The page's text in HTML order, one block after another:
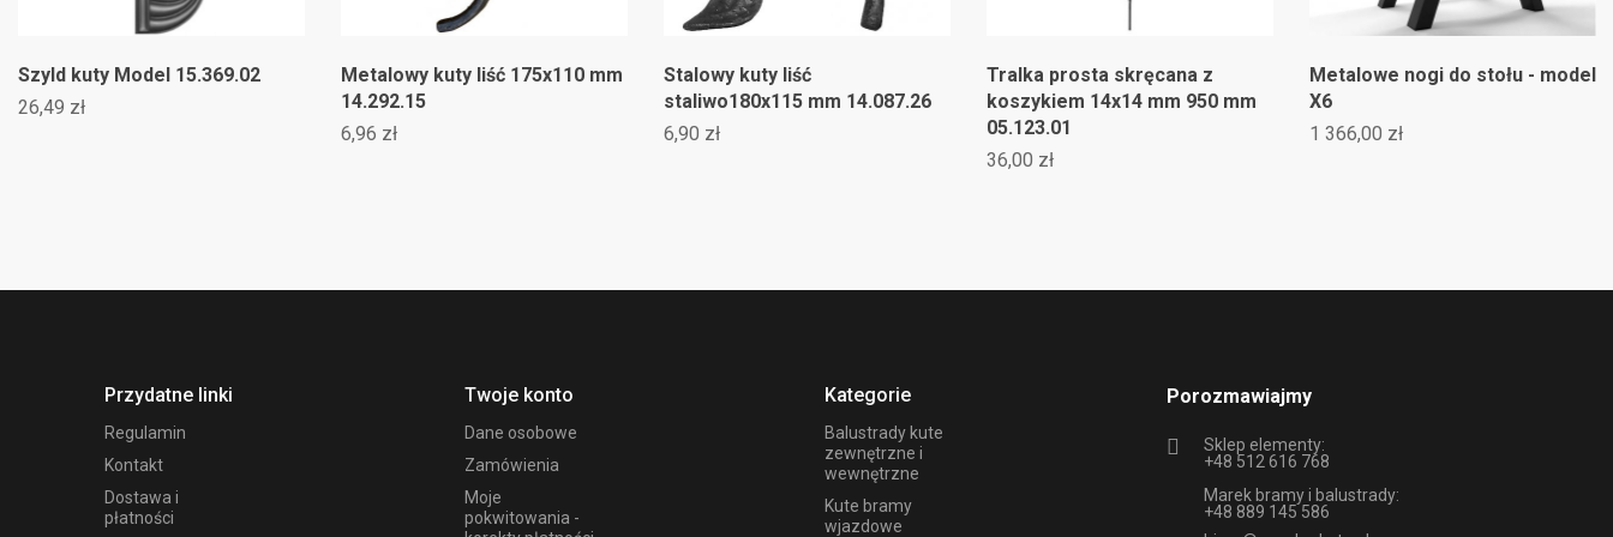
Szyld kuty Model 15.369.02
26,49 zł
Metalowy kuty liść 175x110 mm
14.292.15
6,96 zł
Stalowy kuty liść
staliwo180x115 mm 14.087.26
6,90 zł
Tralka prosta skręcana z
koszykiem 14x14 mm 950 mm
05.123.01
36,00 zł
Metalowe nogi do stołu - model
X6
1 366,00 zł
Przydatne linki
Regulamin
Kontakt
Dostawa i
płatności
Twoje konto
Dane osobowe
Zamówienia
Moje
pokwitowania -
Kategorie
Balustrady kute
zewnętrzne i
wewnętrzne
Kute bramy
wjazdowe
Porozmawiajmy
Sklep elementy:
+48 512 616 768
Marek bramy i balustrady:
+48 889 145 586